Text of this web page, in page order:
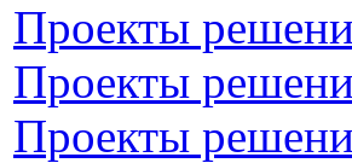
Проекты
Проекты
Проекты